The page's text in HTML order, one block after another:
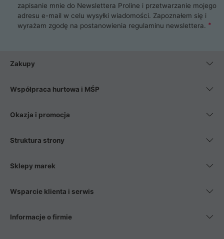
zapisanie mnie do Newslettera Proline i przetwarzanie mojego
adresu e-mail w celu wysyłki wiadomości. Zapoznałem się i
wyrażam zgodę na postanowienia regulaminu newslettera.
Zakupy
Współpraca hurtowa i MŚP
Okazja i promocja
Struktura strony
Sklepy marek
Wsparcie klienta i serwis
Informacje o firmie